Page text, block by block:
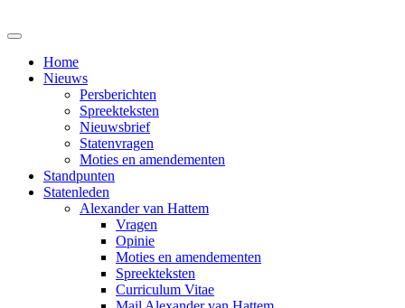
Home
Nieuws
Persberichten
Spreekteksten
Nieuwsbrief
Statenvragen
Moties en amendementen
Standpunten
Statenleden
Alexander van Hattem
Vragen
Opinie
Moties en amendementen
Spreekteksten
Curriculum Vitae